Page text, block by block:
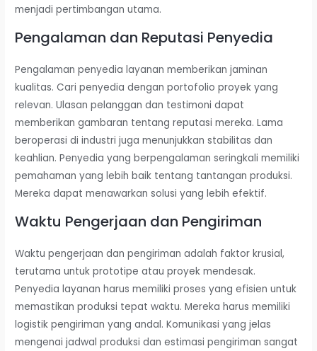
menjadi pertimbangan utama.
Pengalaman dan Reputasi Penyedia
Pengalaman penyedia layanan memberikan jaminan
kualitas. Cari penyedia dengan portofolio proyek yang
relevan. Ulasan pelanggan dan testimoni dapat
memberikan gambaran tentang reputasi mereka. Lama
beroperasi di industri juga menunjukkan stabilitas dan
keahlian. Penyedia yang berpengalaman seringkali memiliki
pemahaman yang lebih baik tentang tantangan produksi.
Mereka dapat menawarkan solusi yang lebih efektif.
Waktu Pengerjaan dan Pengiriman
Waktu pengerjaan dan pengiriman adalah faktor krusial,
terutama untuk prototipe atau proyek mendesak.
Penyedia layanan harus memiliki proses yang efisien untuk
memastikan produksi tepat waktu. Mereka harus memiliki
logistik pengiriman yang andal. Komunikasi yang jelas
mengenai jadwal produksi dan estimasi pengiriman sangat